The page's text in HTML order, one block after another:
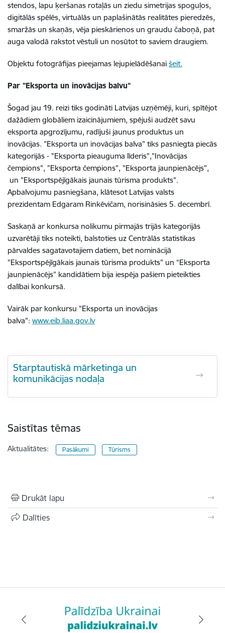
stendos, lapu ķeršanas rotaļās un ziedu simetrijas spoguļos,
digitālās spēlēs, virtuālās un paplašinātās realitātes pieredzēs,
smaržās un skaņās, vēja pieskārienos un graudu čaboņā, pat
auga valodā rakstot vēstuli un nosūtot to saviem draugiem.
Objektu fotogrāfijas pieejamas lejupielādēšanai šeit.
Par "Eksporta un inovācijas balvu"
Šogad jau 19. reizi tiks godināti Latvijas uzņēmēji, kuri, spītējot
dažādiem globāliem izaicinājumiem, spējuši audzēt savu
eksporta apgrozījumu, radījuši jaunus produktus un
inovācijas. "Eksporta un inovācijas balva" tiks pasniegta piecās
kategorijās - "Eksporta pieauguma līderis","Inovācijas
čempions", "Eksporta čempions", "Eksporta jaunpienācējs",
un "Eksportspējīgākais jaunais tūrisma produkts".
Apbalvojumu pasniegšana, klātesot Latvijas valsts
prezidentam Edgaram Rinkēvičam, norisināsies 5. decembrī.
Saskaņā ar konkursa nolikumu pirmajās trijās kategorijās
uzvarētāji tiks noteikti, balstoties uz Centrālās statistikas
pārvaldes sagatavotajiem datiem, bet nominācijā
"Eksportspējīgākais jaunais tūrisma produkts" un “Eksporta
jaunpienācējs” kandidātiem bija iespēja pašiem pieteikties
dalībai konkursā.
Vairāk par konkursu "Eksporta un inovācijas
balva": www.eib.liaa.gov.lv
Starptautiskā mārketinga un
komunikācijas nodaļa
Saistītas tēmas
Aktualitātes: Pasākumi Tūrisms
Drukāt lapu
Dalīties